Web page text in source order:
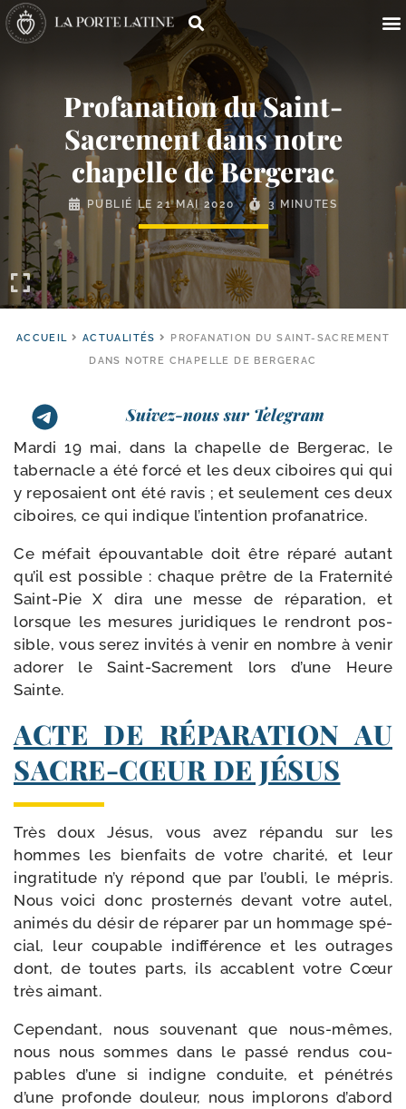
Profanation du Saint-​
Sacrement dans notre
chapelle de Bergerac
PUBLIÉ LE21 MAI 2020 3 MINUTES
ACCUEIL ACTUALITÉS
PROFANATION DU SAINT-SACREMENT
DANS NOTRE CHAPELLE DE BERGERAC
Suivez-nous sur Telegram
Mardi 19 mai, dans la cha­pelle de Bergerac, le
taber­nacle a été for­cé et les deux ciboires qui qui
y repo­saient ont été ravis ; et seule­ment ces deux
ciboires, ce qui indique l’intention profanatrice.
Ce méfait épou­van­table doit être répa­ré autant
qu’il est pos­sible : chaque prêtre de la Fraternité
Saint-​Pie X dira une messe de répa­ra­tion, et
lorsque les mesures juri­diques le ren­dront pos­
sible, vous serez invi­tés à venir en nombre à venir
ado­rer le Saint-​Sacrement lors d’une Heure
Sainte.
ACTE DE RÉPARATIONAU
SACRE-​CŒUR DE JÉSUS
Très doux Jésus, vous avez répan­du sur les
hommes les bien­faits de votre cha­ri­té, et leur
ingra­ti­tude n’y répond que par l’oubli, le mépris.
Nous voi­ci donc pros­ter­nés devant votre autel,
ani­més du désir de répa­rer par un hom­mage spé­
cial, leur cou­pable indif­fé­rence et les outrages
dont, de toutes parts, ils accablent votre Cœur
très aimant.
Cependant, nous sou­ve­nant que nous-​mêmes,
nous nous sommes dans le pas­sé ren­dus cou­
pables d’une si indigne conduite, et péné­trés
d’une pro­fonde dou­leur, nous implo­rons d’abord